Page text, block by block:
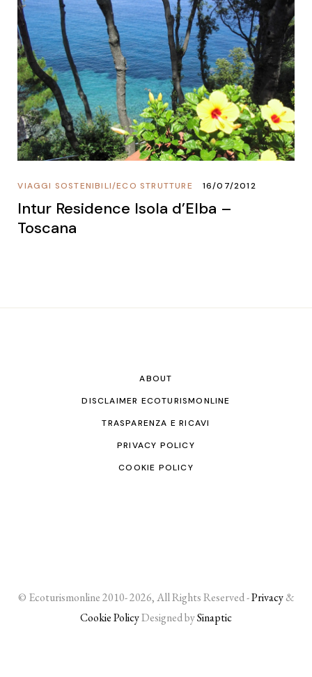
ECO STRUTTURE
/
VIAGGI SOSTENIBILI 16/07/2012
Intur Residence Isola d’Elba –
Toscana
ABOUT
DISCLAIMER ECOTURISMONLINE
TRASPARENZA E RICAVI
PRIVACY POLICY
COOKIE POLICY
© Ecoturismonline 2010- 2026, All Rights Reserved -Privacy&
Cookie PolicyDesigned bySinaptic